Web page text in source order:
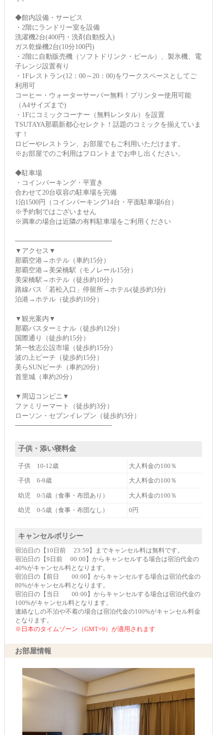
◆館内設備・サービス
・2階にランドリー室を設備
洗濯機2台(400円・洗剤自動投入)
ガス乾燥機2台(10分100円)
・2階に自動販売機（ソフトドリンク・ビール）、製氷機、電
子レンジ設置有り
・1Fレストラン(12：00～20：00)をワークスペースとしてご
利用可
コーヒー・ウォーターサーバー無料！プリンター使用可能
（A4サイズまで)
・1Fにコミックコーナー（無料レンタル）を設置
TSUTAYA那覇新都心セレクト！話題のコミックを揃えていま
す！
ロビーやレストラン、お部屋でもご利用いただけます。
※お部屋でのご利用はフロントまでお申し出ください。
◆駐車場
・コインパーキング・平置き
合わせて20台収容の駐車場を完備
1泊1500円（コインパーキング14台・平面駐車場6台）
※予約制ではございません
※満車の場合は近隣の有料駐車場をご利用ください
────────────────────
▼アクセス▼
那覇空港→ホテル（車約15分）
那覇空港→美栄橋駅（モノレール15分）
美栄橋駅→ホテル（徒歩約10分）
路線バス「若松入口」停留所→ホテル(徒歩約3分)
泊港→ホテル（徒歩約10分）
▼観光案内▼
那覇バスターミナル（徒歩約12分）
国際通り（徒歩約15分）
第一牧志公設市場（徒歩約15分）
波の上ビーチ（徒歩約15分）
美らSUNビーチ（車約20分）
首里城（車約20分）
▼周辺コンビニ▼
ファミリーマート（徒歩約3分）
ローソン・セブンイレブン（徒歩約3分）
────────────────────
子供・添い寝料金
子供 10-12歳 大人料金の100％
子供 6-9歳 大人料金の100％
幼児 0-5歳（食事・布団あり） 大人料金の100％
幼児 0-5歳（食事・布団なし） 0円
キャンセルポリシー
宿泊日の【10日前 23:59】までキャンセル料は無料です。
宿泊日の【9日前 00:00】からキャンセルする場合は宿泊代金の
40%がキャンセル料となります。
宿泊日の【前日 00:00】からキャンセルする場合は宿泊代金の
80%がキャンセル料となります。
宿泊日の【当日 00:00】からキャンセルする場合は宿泊代金の
100%がキャンセル料となります。
連絡なしの不泊や不着の場合は宿泊代金の100%がキャンセル料金
となります。
※日本のタイムゾーン（GMT+9）が適用されます
お部屋情報